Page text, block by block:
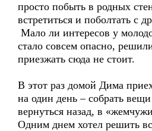
просто побыть в родных
встретиться и поболтать с
Мало ли интересов у
стало совсем опасно,
приезжать сюда не стоит.
В этот раз домой Дима
на один день – собрать
вернуться назад, в
Одним днем хотел решить